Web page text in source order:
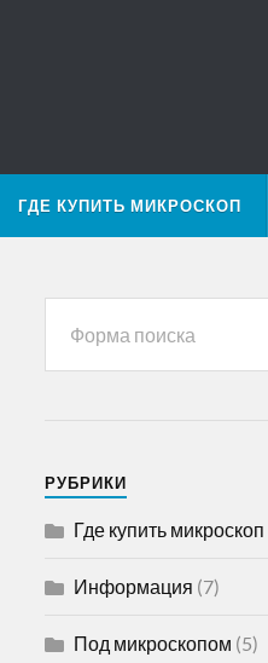
ГДЕ КУПИТЬ МИКРОСКОП
РУБРИКИ
Где купить микроскоп
Информация (7)
Под микроскопом (5)